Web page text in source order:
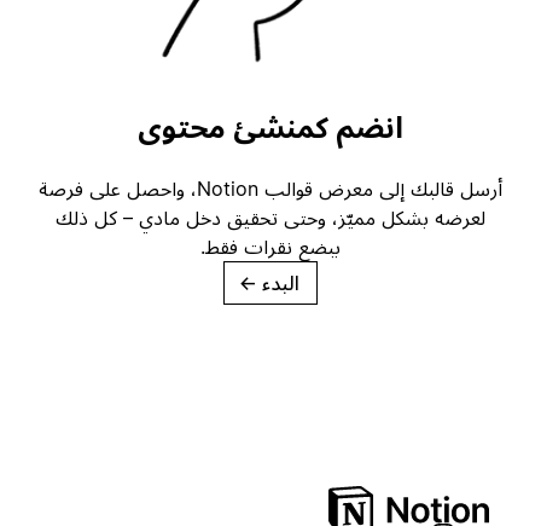
انضم كمنشئ محتوى
أرسل قالبك إلى معرض قوالب Notion، واحصل على فرصة
لعرضه بشكل مميّز، وحتى تحقيق دخل مادي – كل ذلك
ببضع نقرات فقط.
→